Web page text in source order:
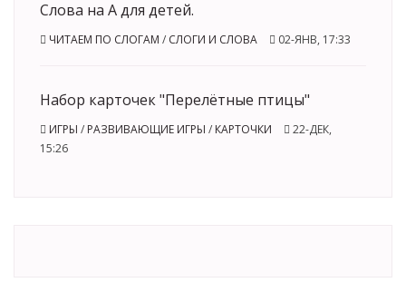
Слова на А для детей.
ЧИТАЕМ ПО СЛОГАМ / СЛОГИ И СЛОВА 02-ЯНВ, 17:33
Набор карточек "Перелётные птицы"
ИГРЫ / РАЗВИВАЮЩИЕ ИГРЫ / КАРТОЧКИ
22-ДЕК,
15:26